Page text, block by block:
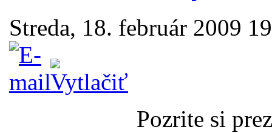
Streda, 18. február 2009
Pozrite si